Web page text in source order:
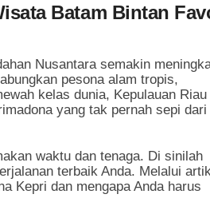
Batam Bintan
Nusantara semakin
pesona alam tropis,
kelas dunia, Kepulauan Riau
yang tak pernah sepi dari
waktu dan tenaga. Di sinilah
terbaik Anda. Melalui
Kepri dan mengapa Anda harus